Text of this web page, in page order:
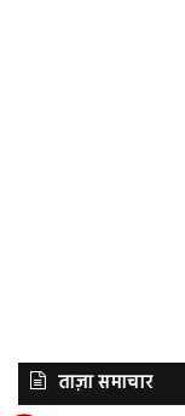
ताज़ा समाचार